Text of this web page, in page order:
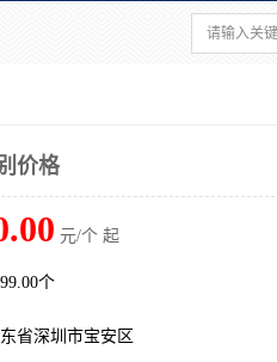
价格
元/个 起
个
省深圳市宝安区